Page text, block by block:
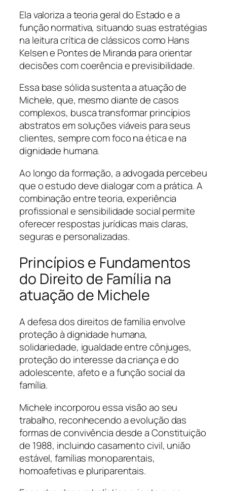
Ela valoriza a teoria geral do Estado e a
função normativa, situando suas estratégias
na leitura crítica de clássicos como Hans
Kelsen e Pontes de Miranda para orientar
decisões com coerência e previsibilidade.
Essa base sólida sustenta a atuação de
Michele, que, mesmo diante de casos
complexos, busca transformar princípios
abstratos em soluções viáveis para seus
clientes, sempre com foco na ética e na
dignidade humana.
Ao longo da formação, a advogada percebeu
que o estudo deve dialogar com a prática. A
combinação entre teoria, experiência
profissional e sensibilidade social permite
oferecer respostas jurídicas mais claras,
seguras e personalizadas.
Princípios e Fundamentos
do Direito de Família na
atuação de Michele
A defesa dos direitos de família envolve
proteção à dignidade humana,
solidariedade, igualdade entre cônjuges,
proteção do interesse da criança e do
adolescente, afeto e a função social da
família.
Michele incorporou essa visão ao seu
trabalho, reconhecendo a evolução das
formas de convivência desde a Constituição
de 1988, incluindo casamento civil, união
estável, famílias monoparentais,
homoafetivas e pluriparentais.